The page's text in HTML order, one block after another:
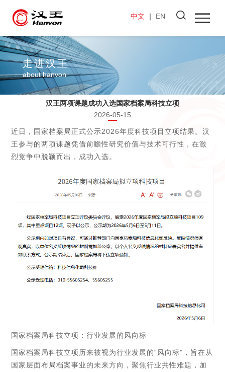
中文 ｜ EN
走进汉王
about hanvon
汉王两项课题成功入选国家档案局科技立项
2026-05-15
近日，国家档案局正式公示2026年度科技项目立项结果。汉
王参与的两项课题凭借前瞻性研究价值与技术可行性，在激
烈竞争中脱颖而出，成功入选。
国家档案局科技立项：行业发展的风向标
国家档案局科技立项历来被视为行业发展的“风向标”，旨在从
国家层面布局档案事业的未来方向，聚焦行业共性难题，加